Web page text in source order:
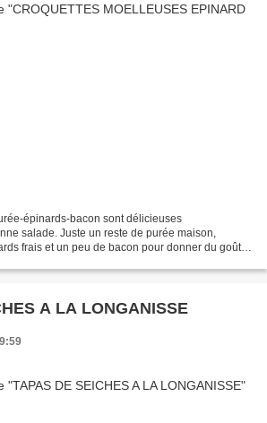
épinards-bacon sont délicieuses
salade. Juste un reste de purée maison,
frais et un peu de bacon pour donner du goût,
A LA LONGANISSE